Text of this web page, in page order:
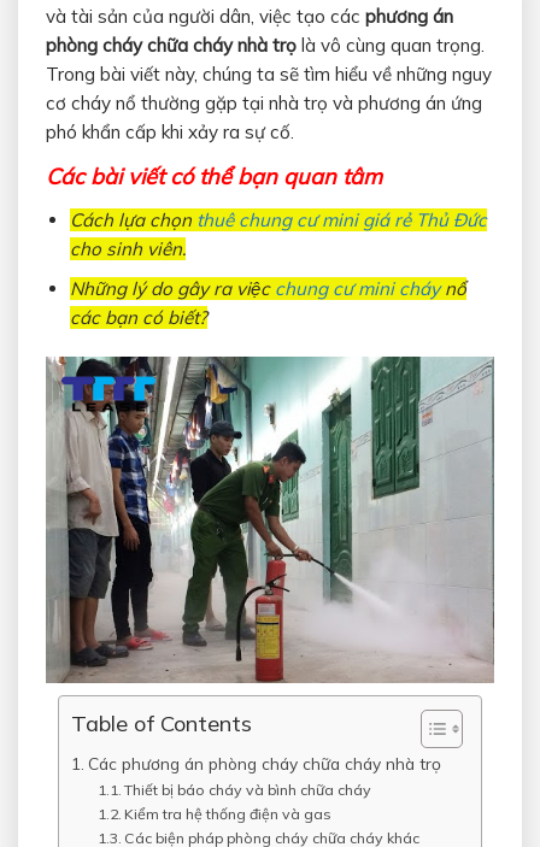
và tài sản của người dân, việc tạo các phương án
phòng cháy chữa cháy nhà trọlà vô cùng quan trọng.
Trong bài viết này, chúng ta sẽ tìm hiểu về những nguy
cơ cháy nổ thường gặp tại nhà trọ và phương án ứng
phó khẩn cấp khi xảy ra sự cố.
Các bài viết có thể bạn quan tâm
Cách lựa chọn thuê chung cư mini giá rẻ Thủ Đức
cho sinh viên.
Những lý do gây ra việc chung cư mini cháynổ
các bạn có biết?
Table of Contents
Các phương án phòng cháy chữa cháy nhà trọ
Thiết bị báo cháy và bình chữa cháy
Kiểm tra hệ thống điện và gas
Các biện pháp phòng cháy chữa cháy khác